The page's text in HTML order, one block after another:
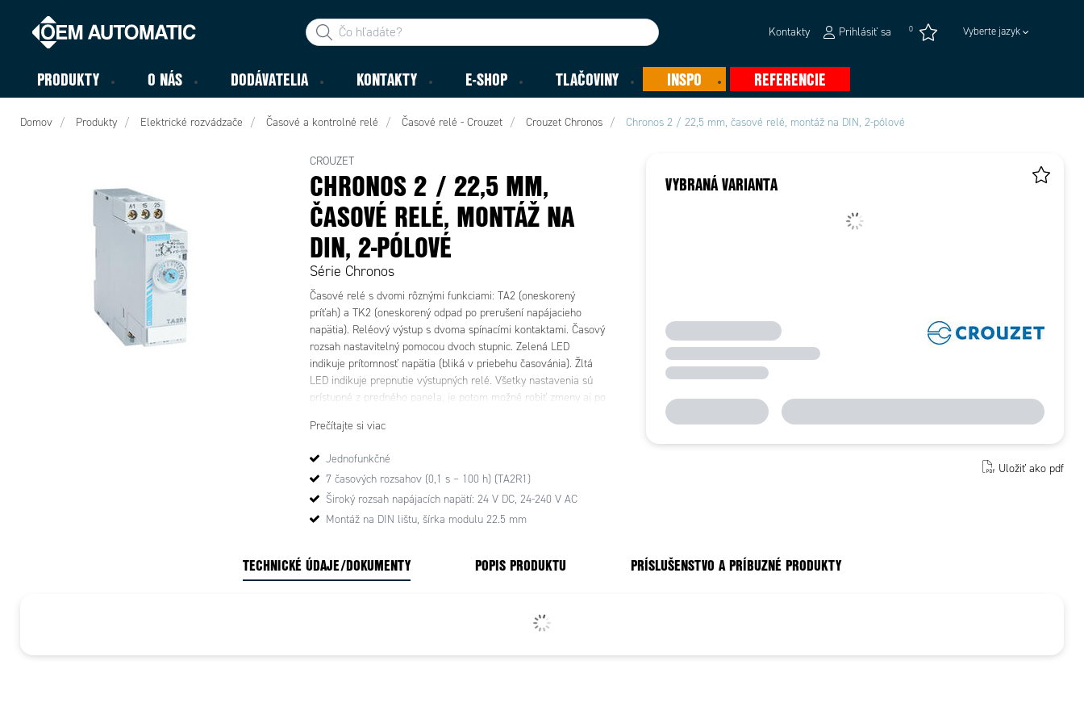
Kontakty Prihlásiť sa 0 Vyberte jazyk
PRODUKTY O NÁS DODÁVATELIA KONTAKTY E-SHOP TLAČOVINY INSPO REFERENCIE
Domov Produkty Elektrické rozvádzače Časové a kontrolné relé Časové relé - Crouzet Crouzet Chronos Chronos 2 / 22,5 mm, časové relé, montáž na DIN, 2-pólové
CROUZET
CHRONOS 2 / 22,5 MM,
ČASOVÉ RELÉ, MONTÁŽ NA
DIN, 2-PÓLOVÉ
Série Chronos
Časové relé s dvomi rôznými funkciami: TA2 (oneskorený
príťah) a TK2 (oneskorený odpad po prerušení napájacieho
napätia). Reléový výstup s dvoma spínacími kontaktami. Časový
rozsah nastavitelný pomocou dvoch stupnic. Zelená LED
indikuje prítomnosť napätia (bliká v priebehu časovánia). Žltá
LED indikuje prepnutie výstupných relé. Všetky nastavenia sú
prístupné z predného panela, je potom možné robiť zmeny aj po
kontakty pre rôzné napájacie napätie.
Prečítajte si viac
Jednofunkčné
7 časových rozsahov (0,1 s – 100 h) (TA2R1)
Široký rozsah napájacích napätí: 24 V DC, 24-240 V AC
Montáž na DIN lištu, šírka modulu 22.5 mm
VYBRANÁ VARIANTA
Uložiť ako pdf
TECHNICKÉ ÚDAJE/DOKUMENTY POPIS PRODUKTU PRÍSLUŠENSTVO A PRÍBUZNÉ PRODUKTY